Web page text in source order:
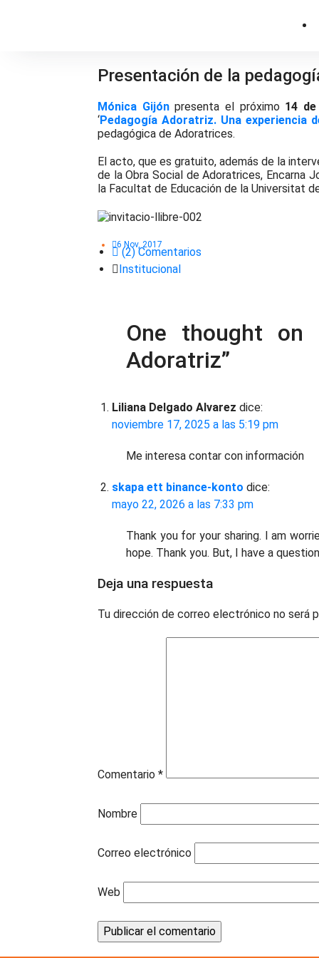
Presentación de la
Mónica Gijónpresenta el próximo 14
‘Pedagogía Adoratriz. Una experiencia
pedagógica de Adoratrices.
El acto, que es gratuito, además de la
de la Obra Social de Adoratrices, Encarna
la Facultat de Educación de la Universitat
6 Nov, 2017
(2) Comentarios
Institucional
One thought on
Adoratriz”
Liliana Delgado Alvarez dice:
noviembre 17, 2025 a las 5:19 pm
Me interesa contar con información
skapa ett binance-konto dice:
mayo 22, 2026 a las 7:33 pm
Thank you for your sharing. I am
hope. Thank you. But, I have a
Deja una respuesta
Tu dirección de correo electrónico no será
Comentario *
Nombre
Correo electrónico
Web